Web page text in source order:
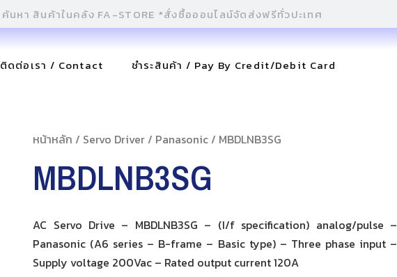
ติดต่อเรา / Contact ชำระสินค้า / Pay By Credit/Debit Card
หน้าหลัก / Servo Driver / Panasonic / MBDLNB3SG
MBDLNB3SG
AC Servo Drive – MBDLNB3SG – (I/f specification) analog/pulse –
Panasonic (A6 series – B-frame – Basic type) – Three phase input –
Supply voltage 200Vac – Rated output current 120A